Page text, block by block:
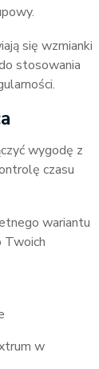
się wzmianki
stosowania
wygodę z
czasu
wariantu
Twoich
w